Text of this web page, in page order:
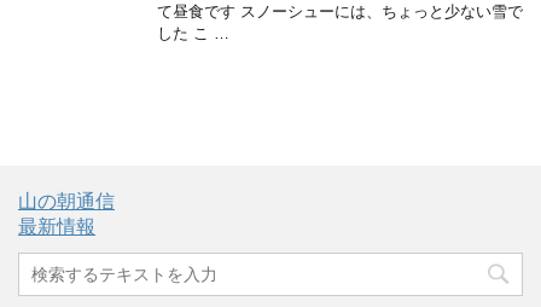
て昼食です スノーシューには、ちょっと少ない雪で
した こ …
山の朝通信
最新情報